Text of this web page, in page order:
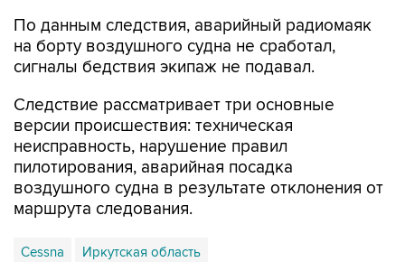
По данным следствия, аварийный радиомаяк
на борту воздушного судна не сработал,
сигналы бедствия экипаж не подавал.
Следствие рассматривает три основные
версии происшествия: техническая
неисправность, нарушение правил
пилотирования, аварийная посадка
воздушного судна в результате отклонения от
маршрута следования.
Cessna Иркутская область